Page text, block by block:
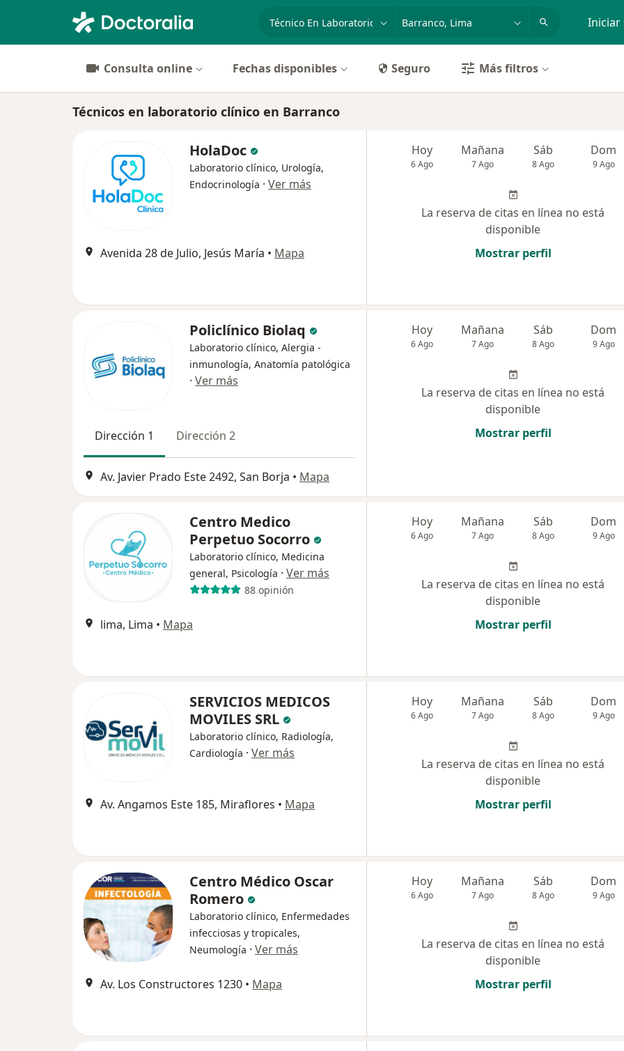
especialidad, enfermedad o nombre Iniciar
Consulta online Fechas disponibles Seguro Más filtros
Técnicos en laboratorio clínico en Barranco
HolaDoc
Laboratorio clínico, Urología,
Endocrinología · Ver más
Avenida 28 de Julio, Jesús María • Mapa
Hoy
6 Ago
Mañana
7 Ago
Sáb
8 Ago
Dom
9 Ago
La reserva de citas en línea no está
disponible
Mostrar perfil
Policlínico Biolaq
Laboratorio clínico, Alergia -
inmunología, Anatomía patológica
· Ver más
Dirección 1 Dirección 2
Av. Javier Prado Este 2492, San Borja • Mapa
Hoy
6 Ago
Mañana
7 Ago
Sáb
8 Ago
Dom
9 Ago
La reserva de citas en línea no está
disponible
Mostrar perfil
Centro Medico
Perpetuo Socorro
Laboratorio clínico, Medicina
general, Psicología · Ver más
88 opinión
lima, Lima • Mapa
Hoy
6 Ago
Mañana
7 Ago
Sáb
8 Ago
Dom
9 Ago
La reserva de citas en línea no está
disponible
Mostrar perfil
SERVICIOS MEDICOS
MOVILES SRL
Laboratorio clínico, Radiología,
Cardiología · Ver más
Av. Angamos Este 185, Miraflores • Mapa
Hoy
6 Ago
Mañana
7 Ago
Sáb
8 Ago
Dom
9 Ago
La reserva de citas en línea no está
disponible
Mostrar perfil
Centro Médico Oscar
Romero
Laboratorio clínico, Enfermedades
infecciosas y tropicales,
Neumología · Ver más
Av. Los Constructores 1230 • Mapa
Hoy
6 Ago
Mañana
7 Ago
Sáb
8 Ago
Dom
9 Ago
La reserva de citas en línea no está
disponible
Mostrar perfil